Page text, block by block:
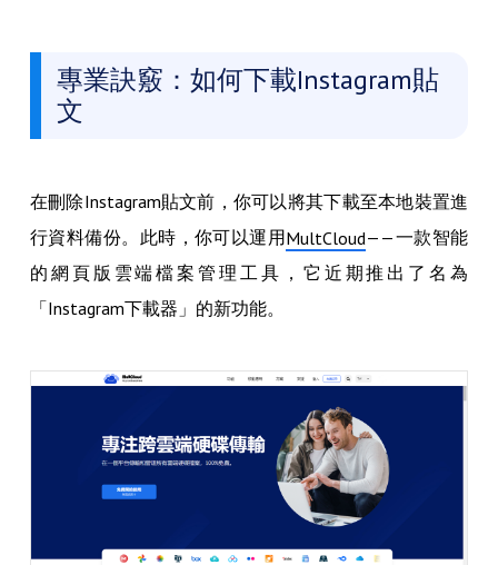
專業訣竅：如何下載Instagram貼
文
在刪除Instagram貼文前，你可以將其下載至本地裝置進
行資料備份。此時，你可以運用MultCloud——一款智能
的網頁版雲端檔案管理工具，它近期推出了名為
「Instagram下載器」的新功能。